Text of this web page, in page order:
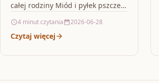
całej rodziny Miód i pyłek pszczeli
które chcą…
4 minut czytania 2026-06-28
Czytaj więcej